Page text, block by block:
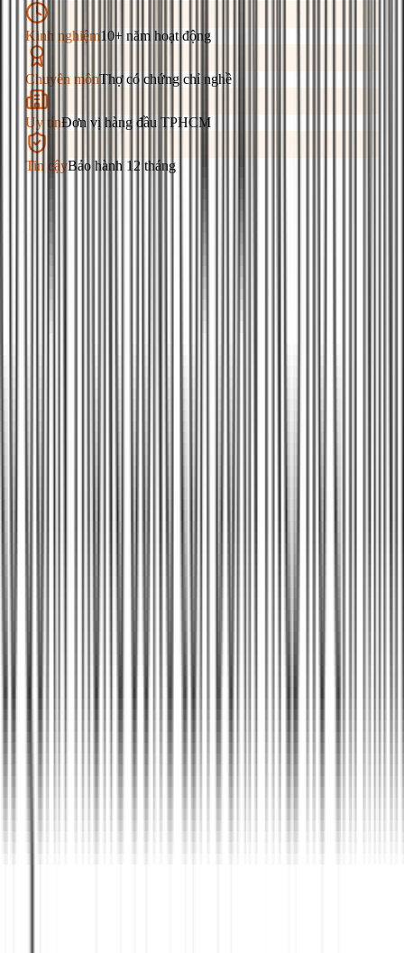
Kinh nghiệm10+ năm hoạt động
Chuyên mônThợ có chứng chỉ nghề
Uy tínĐơn vị hàng đầu TPHCM
Tin cậyBảo hành 12 tháng